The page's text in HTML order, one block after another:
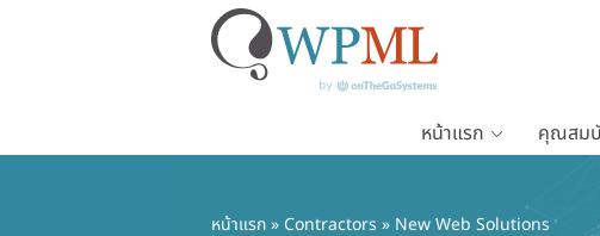
หน้าแรก คุณสม
หน้าแรก» Contractors » New Web Solutions